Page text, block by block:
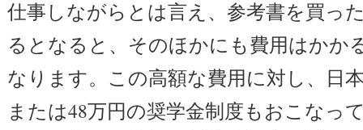
仕事しながらとは言え、参考書を買っ
るとなると、そのほかにも費用はかか
なります。この高額な費用に対し、日
または48万円の奨学金制度もおこなっ